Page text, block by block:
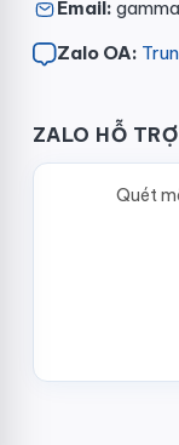
Email:
Zalo OA:
ZALO HỖ TRỢ
Quét